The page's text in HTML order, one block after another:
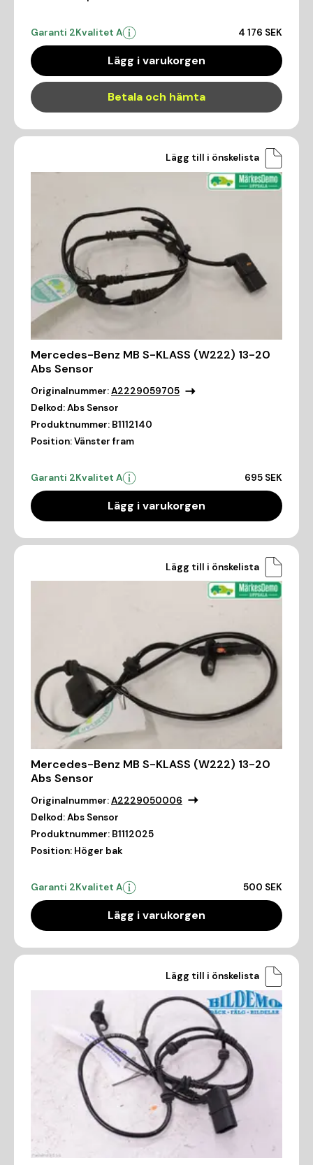
Garanti 2Kvalitet A 4 176 SEK
Lägg i varukorgen
Betala och hämta
Lägg till i önskelista
Mercedes-Benz MB S-KLASS (W222) 13-20
Abs Sensor
Originalnummer:A2229059705
Delkod:Abs Sensor
Produktnummer: B1112140
Position:Vänster fram
Garanti 2Kvalitet A 695 SEK
Lägg i varukorgen
Lägg till i önskelista
Mercedes-Benz MB S-KLASS (W222) 13-20
Abs Sensor
Originalnummer:A2229050006
Delkod:Abs Sensor
Produktnummer: B1112025
Position: Höger bak
Garanti 2Kvalitet A 500 SEK
Lägg i varukorgen
Lägg till i önskelista